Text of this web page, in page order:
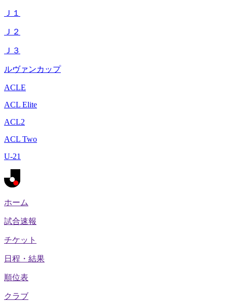
Ｊ１
Ｊ２
Ｊ３
ルヴァンカップ
ACLE
ACL Elite
ACL2
ACL Two
U-21
ホーム
試合速報
チケット
日程・結果
順位表
クラブ